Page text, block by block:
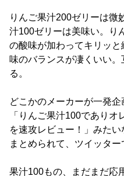
りんご果汁200ゼリーは微
汁100ゼリーは美味い。り
の酸味が加わってキリッ
味のバランスが凄くいい
る。
どこかのメーカーが一発
「りんご果汁100であり
を速攻レビュー！」みたい
まとめられて、ツイッター
果汁100もの、まだまだ応